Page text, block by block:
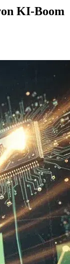
KI-Boom